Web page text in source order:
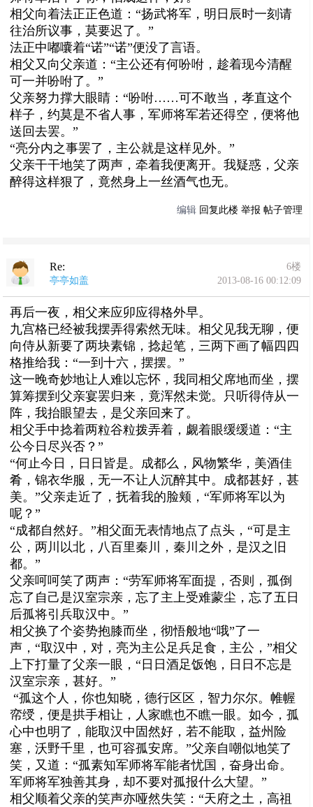
相父向着法正正色道：“扬武将军，明日辰时一刻请
往治所议事，莫要迟了。”
法正中嘟囔着“诺”“诺”便没了言语。
相父又向父亲道：“主公还有何吩咐，趁着现今清醒
可一并吩咐了。”
父亲努力撑大眼睛：“吩咐……可不敢当，孝直这个
样子，约莫是不省人事，军师将军若还得空，便将他
送回去罢。”
“亮分内之事罢了，主公就是这样见外。”
父亲干干地笑了两声，牵着我便离开。我疑惑，父亲
醉得这样狠了，竟然身上一丝酒气也无。
编辑 回复此楼 举报 帖子管理
Re:
6楼
亭亭如盖
2013-08-16 00:12:09
再后一夜，相父来应卯应得格外早。
九宫格已经被我摆弄得索然无味。相父见我无聊，便
向侍从新要了两块素锦，捻起笔，三两下画了幅四四
格推给我：“一到十六，摆摆。”
这一晚奇妙地让人难以忘怀，我同相父席地而坐，摆
算筹摆到父亲宴罢归来，竟浑然未觉。只听得侍从一
阵，我抬眼望去，是父亲回来了。
相父手中捻着两粒谷粒拨弄着，觑着眼缓缓道：“主
公今日尽兴否？”
“何止今日，日日皆是。成都么，风物繁华，美酒佳
肴，锦衣华服，无一不让人沉醉其中。成都甚好，甚
美。”父亲走近了，抚着我的脸颊，“军师将军以为
呢？”
“成都自然好。”相父面无表情地点了点头，“可是主
公，两川以北，八百里秦川，秦川之外，是汉之旧
都。”
父亲呵呵笑了两声：“劳军师将军面提，否则，孤倒
忘了自己是汉室宗亲，忘了主上受难蒙尘，忘了五日
后孤将引兵取汉中。”
相父换了个姿势抱膝而坐，彻悟般地“哦”了一
声，“取汉中，对，亮为主公足兵足食，主公，”相父
上下打量了父亲一眼，“日日酒足饭饱，日日不忘是
汉室宗亲，甚好。”
“孤这个人，你也知晓，德行区区，智力尔尔。帷幄
帟绶，便是拱手相让，人家瞧也不瞧一眼。如今，孤
心中也明了，能取汉中固然好，若不能取，益州险
塞，沃野千里，也可容孤安席。”父亲自嘲似地笑了
笑，又道：“孤素知军师将军能者忧国，奋身出命。
军师将军独善其身，却不要对孤报什么大望。”
相父顺着父亲的笑声亦哑然失笑：“天府之土，高祖